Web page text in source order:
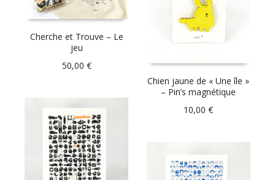
Cherche et Trouve – Le
jeu
50,00 €
Chien jaune de « Une île »
– Pin’s magnétique
10,00€